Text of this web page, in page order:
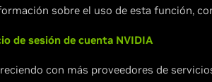
sobre el uso de esta función,
de sesión de cuenta NVIDIA
con más proveedores de